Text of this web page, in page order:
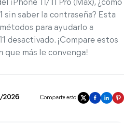
iPhone 11/11 Pro (Max), ¿cómo
sin saber la contraseña? Esta
para ayudarlo a
desactivado. ¡Compare estos
que más le convenga!
2026 Comparte esto: